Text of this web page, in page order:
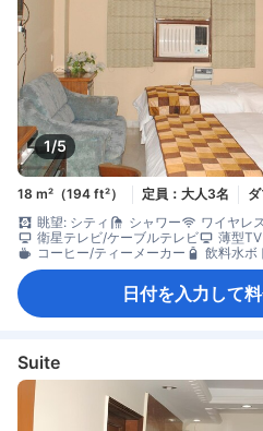
1/5
18 m²（194 ft²） 定員：大人3名
眺望: シティ
シャワー
ワイヤレ
衛星テレビ/ケーブルテレビ
薄型TV
コーヒー/ティーメーカー
飲料水ボ
日付を入力して
Suite